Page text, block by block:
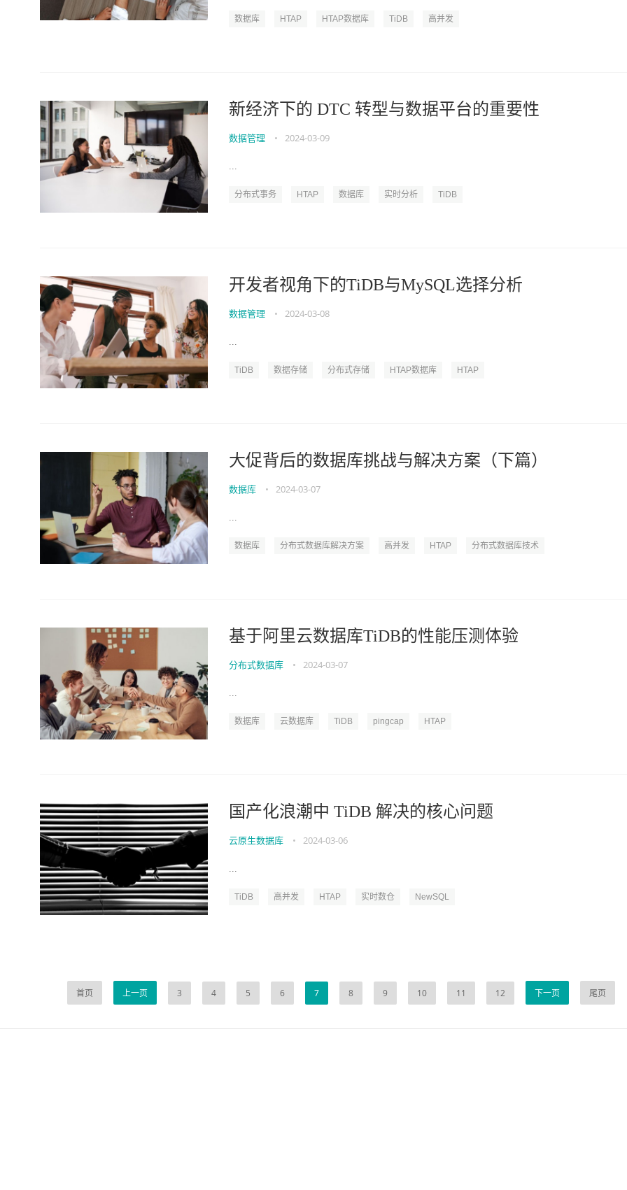
数据库 HTAP HTAP数据库 TiDB 高并发
新经济下的 DTC 转型与数据平台的重要性
数据管理 • 2024-03-09
...
分布式事务 HTAP 数据库 实时分析 TiDB
开发者视角下的TiDB与MySQL选择分析
数据管理 • 2024-03-08
...
TiDB 数据存储 分布式存储 HTAP数据库 HTAP
大促背后的数据库挑战与解决方案（下篇）
数据库 • 2024-03-07
...
数据库 分布式数据库解决方案 高并发 HTAP 分布式数据库技术
基于阿里云数据库TiDB的性能压测体验
分布式数据库 • 2024-03-07
...
数据库 云数据库 TiDB pingcap HTAP
国产化浪潮中 TiDB 解决的核心问题
云原生数据库 • 2024-03-06
...
TiDB 高并发 HTAP 实时数仓 NewSQL
首页 上一页 3 4 5 6 7 8 9 10 11 12 下一页 尾页